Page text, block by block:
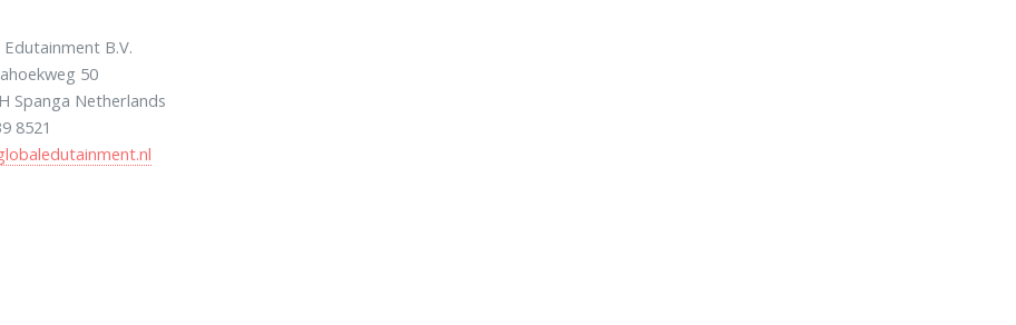
Edutainment B.V.
50
Spanga Netherlands
8521